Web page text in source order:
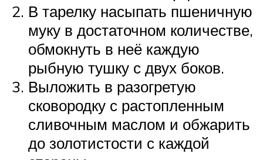
В тарелку насыпать пшеничную
муку в достаточном количестве,
обмокнуть в неё каждую
рыбную тушку с двух боков.
Выложить в разогретую
сковородку с растопленным
сливочным маслом и обжарить
до золотистости с каждой